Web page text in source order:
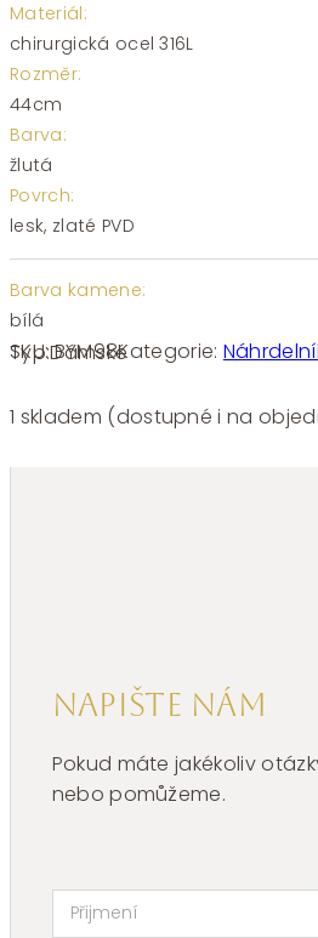
Materiál:
chirurgická ocel 316L
Rozměr:
44cm
Barva:
žlutá
Povrch:
lesk, zlaté PVD
Barva kamene:
bílá
SKU:BYM98Kategorie:
Typ:Dámské
1 skladem (dostupné i na
Napište nám
Pokud máte jakékoliv
nebo pomůžeme.